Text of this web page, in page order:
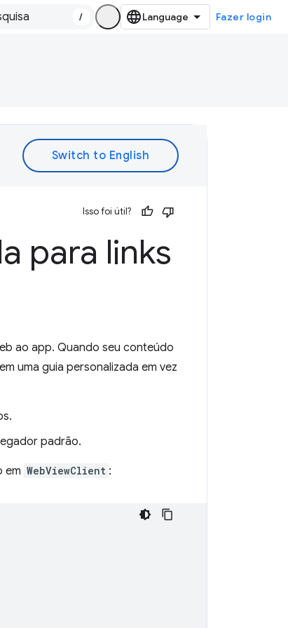
/ Fazer login
Isso foi útil?
para links
ao app. Quando seu conteúdo
uma guia personalizada em vez
padrão.
em WebViewClient :